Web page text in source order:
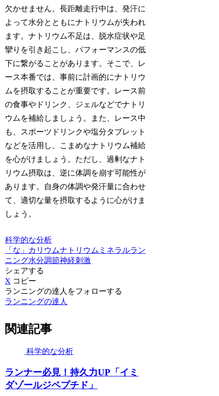
欠かせません。長距離走行中は、発汗に
よって水分とともにナトリウムが失われ
ます。ナトリウム不足は、脱水症状や足
攣りを引き起こし、パフォーマンスの低
下に繋がることがあります。そこで、レ
ース本番では、事前に計画的にナトリウ
ムを摂取する ことが重要です。レース前
の食事やドリンク、ジェルなどでナトリ
ウムを補給しましょう。また、レース中
も、 スポーツドリンクや塩分タブレット
などを活用し 、こまめなナトリウム補給
を心がけましょう。ただし、過剰なナト
リウム摂取は、逆に体調を崩す可能性が
あります。自身の体調や発汗量に合わせ
て、適切な量を摂取する ように心がけま
しょう。
科学的な分析
「な」
カリウムナトリウム ミネラルラン
ニング水分調節神経刺激
シェアする
X コピー
ランニングの達人をフォローする
ランニングの達人
関連記事
科学的な分析
ランナー必見！持久力UP「イミ
ダゾールジペプチド」